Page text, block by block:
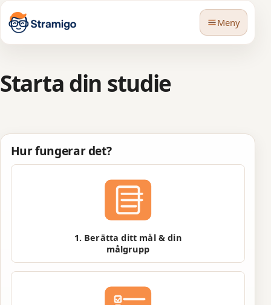
Meny
Starta din studie
Hur fungerar det?
1. Berätta ditt mål & din
målgrupp